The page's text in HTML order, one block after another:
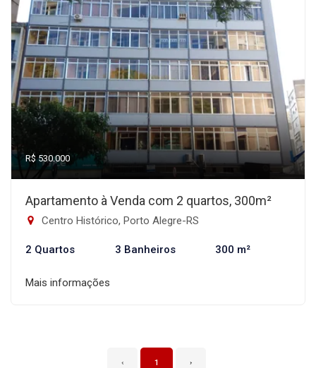
R$ 530.000
Apartamento à Venda com 2 quartos, 300m²
Centro Histórico, Porto Alegre-RS
2 Quartos 3 Banheiros 300 m²
Mais informações
‹ 1 ›